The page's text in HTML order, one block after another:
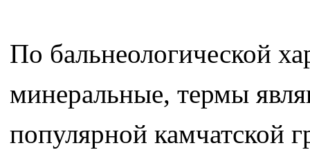
По бальнеологической
минеральные, термы
популярной камчатской